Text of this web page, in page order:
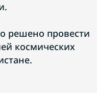
решено провести
космических